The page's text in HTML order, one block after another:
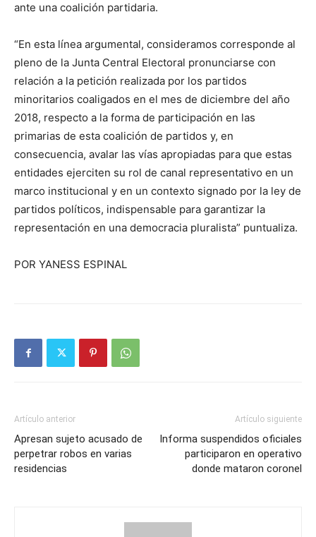
ante una coalición partidaria.
“En esta línea argumental, consideramos corresponde al
pleno de la Junta Central Electoral pronunciarse con
relación a la petición realizada por los partidos
minoritarios coaligados en el mes de diciembre del año
2018, respecto a la forma de participación en las
primarias de esta coalición de partidos y, en
consecuencia, avalar las vías apropiadas para que estas
entidades ejerciten su rol de canal representativo en un
marco institucional y en un contexto signado por la ley de
partidos políticos, indispensable para garantizar la
representación en una democracia pluralista” puntualiza.
POR YANESS ESPINAL
Artículo anterior
Apresan sujeto acusado de
perpetrar robos en varias
residencias
Artículo siguiente
Informa suspendidos oficiales
participaron en operativo
donde mataron coronel